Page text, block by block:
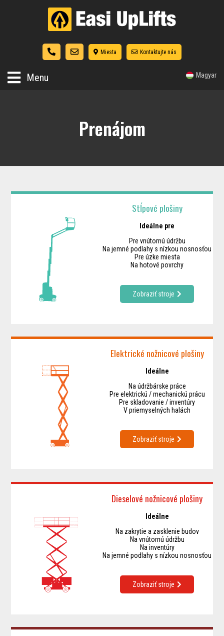
Miesta Kontaktujte nás
Menu Magyar
Prenájom
Stĺpové plošiny
Ideálne pre
Pre vnútornú údržbu
Na jemné podlahy s nízkou nosnosťou
Pre úzke miesta
Na hotové povrchy
Zobraziť stroje
Elektrické nožnicové plošiny
Ideálne
Na údržbárske práce
Pre elektrickú / mechanickú prácu
Pre skladovanie / inventúry
V priemyselných halách
Zobraziť stroje
Dieselové nožnicové plošiny
Ideálne
Na zakrytie a zasklenie budov
Na vnútornú údržbu
Na inventúry
Na jemné podlahy s nízkou nosnosťou
Zobraziť stroje